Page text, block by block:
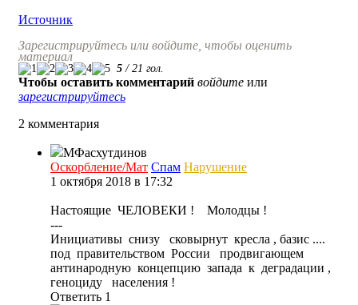
Источник
Зарегистрируйтесь или войдите, чтобы оценить
материал
5 / 21 гол.
Чтобы оставить комментарий войдите или
зарегистрируйтесь
2 комментария
МФасхутдинов
Оскорбление/Мат Спам Нарушение
1 октября 2018 в 17:32
Настоящие ЧЕЛОВЕКИ ! Молодцы !
---
Инициативы снизу сковырнут кресла , базис ....
под правительством России продвигающем
антинародную концепцию запада к деградации ,
геноциду населения !
Ответить 1